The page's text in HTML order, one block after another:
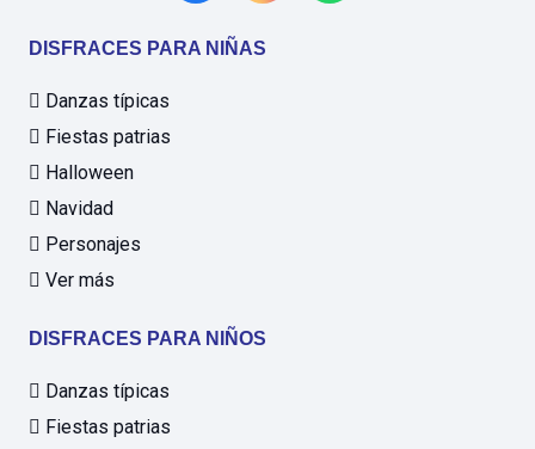
DISFRACES PARA NIÑAS
Danzas típicas
Fiestas patrias
Halloween
Navidad
Personajes
Ver más
DISFRACES PARA NIÑOS
Danzas típicas
Fiestas patrias